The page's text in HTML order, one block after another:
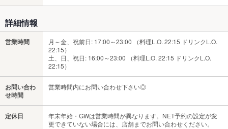
詳細情報
営業時間
月～金、祝前日: 17:00～23:00 （料理L.O. 22:15 ドリンクL.O.
22:15）
土、日、祝日: 16:00～23:00 （料理L.O. 22:15 ドリンクL.O.
22:15）
お問い合わ
せ時間
営業時間内にお問い合わせ下さい◎
定休日
年末年始・GWは営業時間が異なります。NET予約の設定が変
更できていない場合には、店舗までお問い合わせください。